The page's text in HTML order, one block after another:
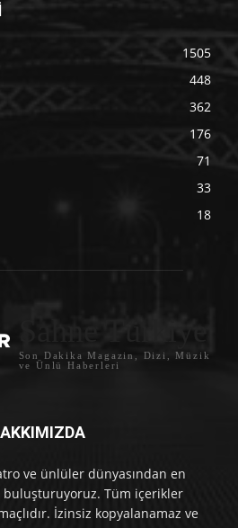
1505
448
362
176
71
33
18
Sahne Türkiye
Son Dakika Magazin, Dizi, Müzik
ve Ünlü Haberleri
ve ünlüler dünyasından en
Tüm içerikler
İzinsiz kopyalanamaz ve